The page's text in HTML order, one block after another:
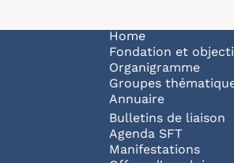
Navigation
Home
Fondation et
Organigramme
Groupes
Annuaire
Bulletins de liaison
Agenda SFT
Manifestations